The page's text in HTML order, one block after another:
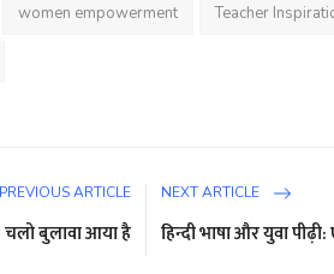
women empowerment Teacher
PREVIOUS ARTICLE
चलो बुलावा आया है
NEXT ARTICLE
हिन्दी भाषा और युवा